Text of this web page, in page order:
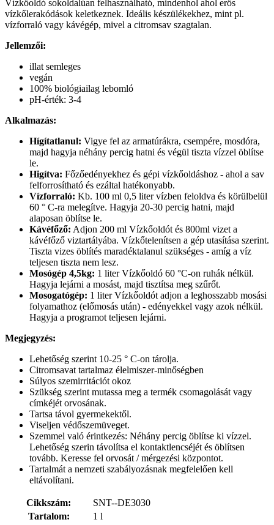
Vízkőoldó sokoldalúan felhasználható, mindenhol ahol erős
vízkőlerakódások keletkeznek. Ideális készülékekhez, mint pl.
vízforraló vagy kávégép, mivel a citromsav szagtalan.
Jellemzői:
illat semleges
vegán
100% biológiailag lebomló
pH-érték: 3-4
Alkalmazás:
Hígítatlanul: Vigye fel az armatúrákra, csempére, mosdóra,
majd hagyja néhány percig hatni és végül tiszta vízzel öblítse
le.
Higítva: Főzőedényekhez és gépi vízkőoldáshoz - ahol a sav
felforrosítható és ezáltal hatékonyabb.
Vízforraló: Kb. 100 ml 0,5 liter vízben feloldva és körülbelül
60 ° C-ra melegítve. Hagyja 20-30 percig hatni, majd
alaposan öblítse le.
Kávéfőző: Adjon 200 ml Vízkőoldót és 800ml vizet a
kávéfőző viztartályába. Vízkőtelenítsen a gép utasítása szerint.
Tiszta vizes öblítés maradéktalanul szükséges - amíg a víz
teljesen tiszta nem lesz.
Mosógép 4,5kg: 1 liter Vízkőoldó 60 °C-on ruhák nélkül.
Hagyja lejárni a mosást, majd tisztítsa meg szűrőt.
Mosogatógép: 1 liter Vízkőoldót adjon a leghosszabb mosási
folyamathoz (előmosás után) - edényekkel vagy azok nélkül. ​
Hagyja a programot teljesen lejárni.
Megjegyzés:
Lehetőség szerint 10-25 ° C-on tárolja.
Citromsavat tartalmaz élelmiszer-minőségben
Súlyos szemirritációt okoz
Szükség szerint mutassa meg a termék csomagolását vagy
címkéjét orvosának.
Tartsa távol gyermekektől.
Viseljen védőszemüveget.
Szemmel való érintkezés: Néhány percig öblítse ki vízzel.
Lehetőség szerin távolítsa el kontaktlencséjét és öblítsen
tovább. Keresse fel orvosát / mérgezési központot.
Tartalmát a nemzeti szabályozásnak megfelelően kell
eltávolítani.
Cikkszám:
SNT--DE3030
Tartalom:
1 l